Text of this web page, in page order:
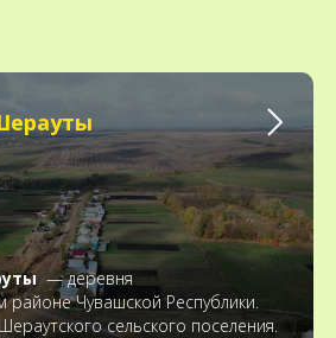
— деревня
Чувашской Республики.
сельского поселения.